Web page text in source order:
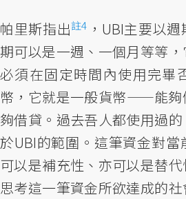
帕里斯指出註4 ，UBI主要以
期可以是一週、一個月等等
必須在固定時間內使用完畢
幣，它就是一般貨幣——能夠
夠借貸。過去吾人都使用過
於UBI的範圍。這筆資金對
可以是補充性、亦可以是替
思考這一筆資金所欲達成的